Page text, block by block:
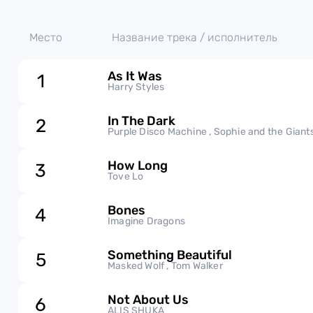
Место Название трека / исполнитель
1 As It Was
Harry Styles
2 In The Dark
Purple Disco Machine , Sophie and the
3 How Long
Tove Lo
4 Bones
Imagine Dragons
5 Something Beautiful
Masked Wolf , Tom Walker
6 Not About Us
ALIS SHUKA